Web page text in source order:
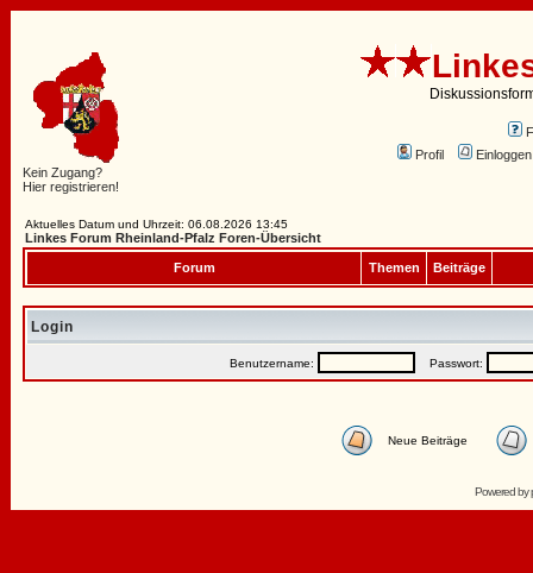
Kein Zugang?
Hier registrieren!
Profil
Aktuelles Datum und Uhrzeit: 06.08.2026 13:45
Linkes Forum Rheinland-Pfalz Foren-Übersicht
Forum Themen Beiträge
Login
Benutzername: Passwort:
Neue Beiträge
Powered by